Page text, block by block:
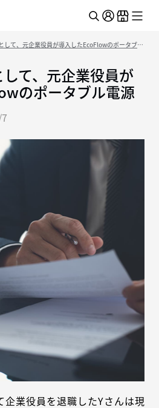
して、元企業役員が導入したEcoFlowのポータブル
て、元企業役員が
のポータブル電源
業役員を退職したYさんは現